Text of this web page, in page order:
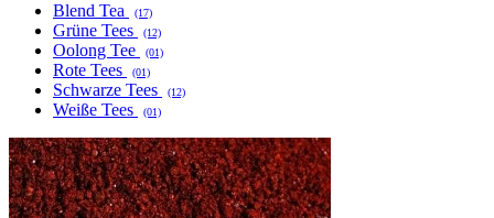
Blend Tea (17)
Grüne Tees (12)
Oolong Tee (01)
Rote Tees (01)
Schwarze Tees (12)
Weiße Tees (01)